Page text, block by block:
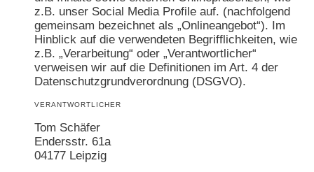
z.B. unser Social Media Profile auf. (nachfolgend
gemeinsam bezeichnet als „Onlineangebot“). Im
Hinblick auf die verwendeten Begrifflichkeiten, wie
z.B. „Verarbeitung“ oder „Verantwortlicher“
verweisen wir auf die Definitionen im Art. 4 der
Datenschutzgrundverordnung (DSGVO).
VERANTWORTLICHER
Tom Schäfer
Endersstr. 61a
04177 Leipzig